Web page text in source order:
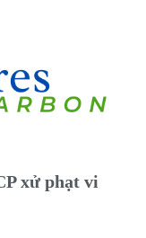
xử phạt vi